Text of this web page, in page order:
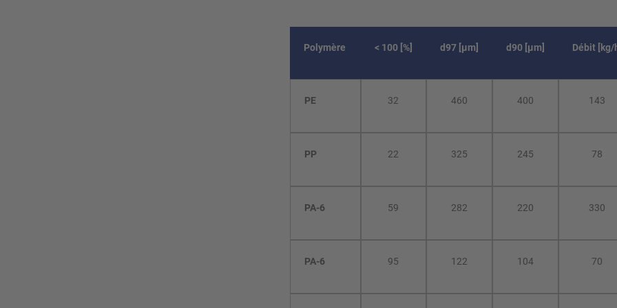
Polymère < 100 [%] d97 [µm] d90 [µm] Débit [kg/
PE 32 460 400 143
PP 22 325 245 78
PA-6 59 282 220 330
PA-6 95 122 104 70